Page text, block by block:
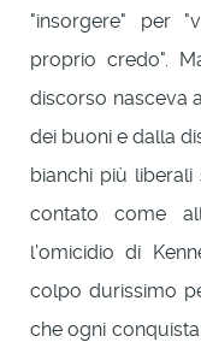
"insorgere" per
proprio credo".
discorso nasceva
dei buoni e dalla
bianchi più
contato come
l'omicidio di
colpo durissimo
che ogni